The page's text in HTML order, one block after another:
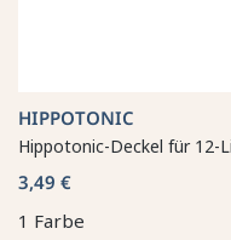
HIPPOTONIC
Hippotonic-Deckel für 12-
3,49 €
1 Farbe